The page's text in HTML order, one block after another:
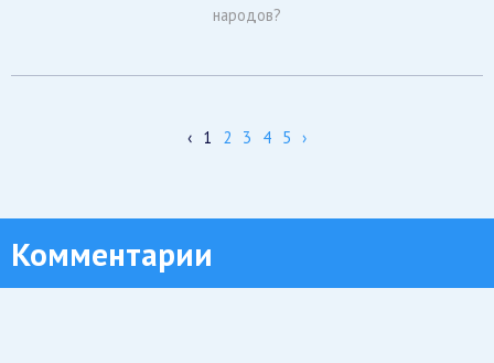
народов?
‹ 1 2 3 4 5 ›
Комментарии